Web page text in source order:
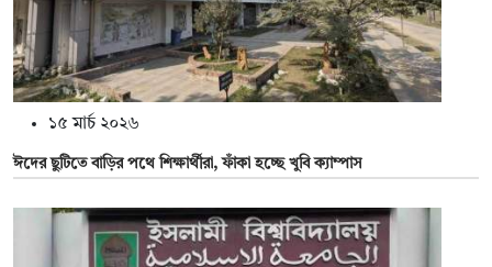
১৫ মার্চ ২০২৬
ঈদের ছুটিতে বাড়ির পথে শিক্ষার্থীরা, ফাঁকা হচ্ছে খুবি ক্যাম্পাস